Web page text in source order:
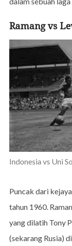
Ramang vs
Indonesia vs Uni
Puncak dari
tahun 1960.
yang dilatih Tony
(sekarang Rusia)